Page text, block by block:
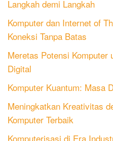
Langkah demi Langkah
Komputer dan Internet of
Koneksi Tanpa Batas
Meretas Potensi Komputer
Digital
Komputer Kuantum: Masa
Meningkatkan Kreativitas
Komputer Terbaik
Komputerisasi di Era